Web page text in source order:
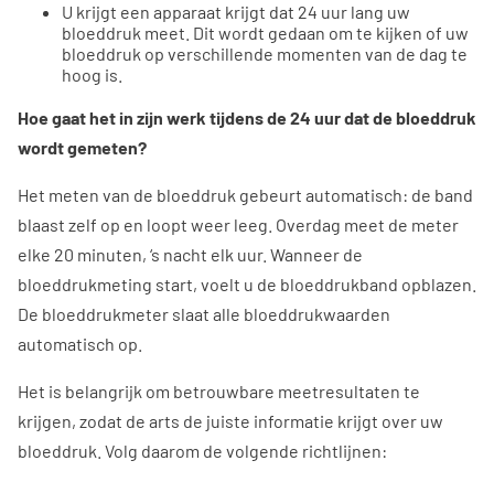
U krijgt een apparaat krijgt dat 24 uur lang uw
bloeddruk meet. Dit wordt gedaan om te kijken of uw
bloeddruk op verschillende momenten van de dag te
hoog is.
Hoe gaat het in zijn werk tijdens de 24 uur dat de bloeddruk
wordt gemeten?
Het meten van de bloeddruk gebeurt automatisch: de band
blaast zelf op en loopt weer leeg. Overdag meet de meter
elke 20 minuten, ‘s nacht elk uur. Wanneer de
bloeddrukmeting start, voelt u de bloeddrukband opblazen.
De bloeddrukmeter slaat alle bloeddrukwaarden
automatisch op.
Het is belangrijk om betrouwbare meetresultaten te
krijgen, zodat de arts de juiste informatie krijgt over uw
bloeddruk. Volg daarom de volgende richtlijnen: